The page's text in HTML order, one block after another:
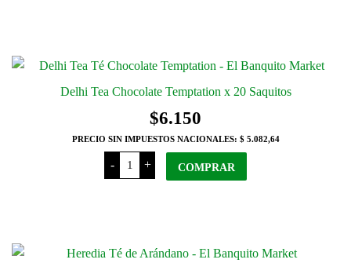
Delhi Tea Chocolate Temptation x 20 Saquitos
$6.150
PRECIO SIN IMPUESTOS NACIONALES: $ 5.082,64
-
Delhi
Tea
Chocolate
+ COMPRAR